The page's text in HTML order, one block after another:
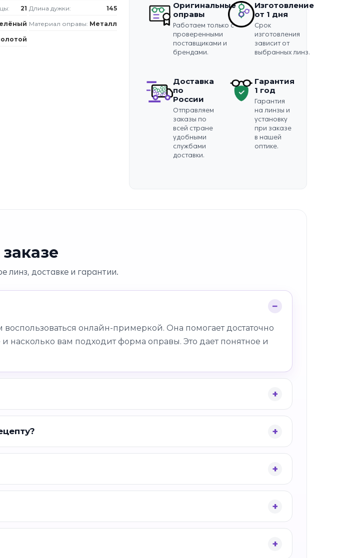
21 Длина дужки: 145
Материал оправы: Металл
Оригинальные
оправы
Работаем только с
проверенными
поставщиками и
брендами.
Изготовление
от 1 дня
Срок
изготовления
зависит от
выбранных линз.
Доставка
по
России
Отправляем
заказы по
всей стране
удобными
службами
доставки.
Гарантия
1 год
Гарантия
на линзы и
установку
при заказе
в нашей
оптике.
линз, доставке и гарантии.
онлайн-примеркой. Она помогает достаточно
насколько вам подходит форма оправы. Это дает понятное и